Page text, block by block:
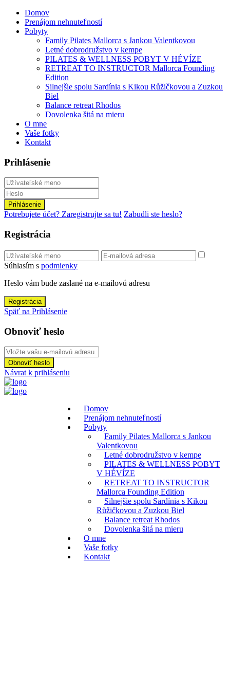
Domov
Prenájom nehnuteľností
Pobyty
Family Pilates Mallorca s Jankou Valentkovou
Letné dobrodružstvo v kempe
PILATES & WELLNESS POBYT V HÉVÍZE
RETREAT TO INSTRUCTOR Mallorca Founding
Edition
Silnejšie spolu Sardínia s Kikou Růžičkovou a Zuzkou
Biel
Balance retreat Rhodos
Dovolenka šitá na mieru
O mne
Vaše fotky
Kontakt
Prihlásenie
Prihlásenie
Potrebujete účet? Zaregistrujte sa tu! Zabudli ste heslo?
Registrácia
Súhlasím s podmienky
Heslo vám bude zaslané na e-mailovú adresu
Registrácia
Späť na Prihlásenie
Obnoviť heslo
Obnoviť heslo
Návrat k prihláseniu
Domov
Prenájom nehnuteľností
Pobyty
Family Pilates Mallorca s Jankou
Valentkovou
Letné dobrodružstvo v kempe
PILATES & WELLNESS POBYT
V HÉVÍZE
RETREAT TO INSTRUCTOR
Mallorca Founding Edition
Silnejšie spolu Sardínia s Kikou
Růžičkovou a Zuzkou Biel
Balance retreat Rhodos
Dovolenka šitá na mieru
O mne
Vaše fotky
Kontakt